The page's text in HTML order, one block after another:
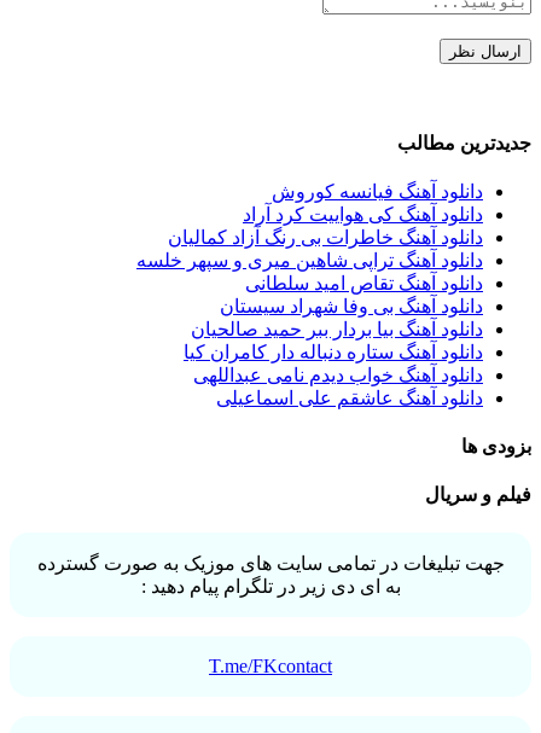
جدیدترین مطالب
دانلود آهنگ فیانسه کوروش
دانلود آهنگ کی هواییت کرد آراد
دانلود آهنگ خاطرات بی رنگ آزاد کمالیان
دانلود آهنگ تراپی شاهین میری و سپهر خلسه
دانلود آهنگ تقاص امید سلطانی
دانلود آهنگ بی وفا شهراد سیستان
دانلود آهنگ بیا بردار ببر حمید صالحیان
دانلود آهنگ ستاره دنباله دار کامران کیا
دانلود آهنگ خواب دیدم نامی عبداللهی
دانلود آهنگ عاشقم علی اسماعیلی
بزودی ها
فیلم و سریال
جهت تبلیغات در تمامی سایت های موزیک به صورت گسترده
به ای دی زیر در تلگرام پیام دهید :
T.me/FKcontact